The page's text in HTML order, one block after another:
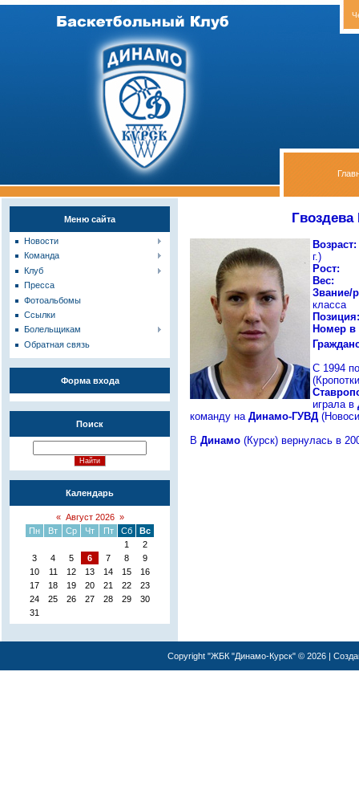
Меню сайта
Новости
Команда
Клуб
Пресса
Фотоальбомы
Ссылки
Болельщикам
Обратная связь
Форма входа
Поиск
Календарь
« Август 2026 »
Пн
Вт Ср Чт Пт Сб
Вс
1
2
3
4 5 6 7 8
9
10
11 12 13 14 15
16
17
18 19 20 21 22
23
24
25 26 27 28 29
30
31
Гвоздева
г.)
Рост:
Вес:
Звание/
класса
Номер в
C 1994
играла в
команду на Динамо-ГУВД
В Динамо (Курск) вернулась в
Copyright "ЖБК "Динамо-Курск" © 2026 |